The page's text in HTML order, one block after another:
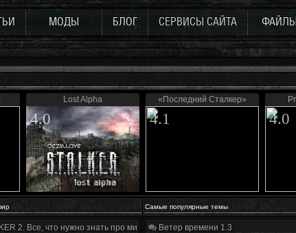
МОДЫ БЛОГ СЕРВИСЫ САЙТА
Lost Alpha
4.0
«Последний Сталкер»
4.1 4.0
Самые популярные темы
2. Все, что нужно знать про мир, геймплей и сюжет | Разбор трейлера
Ветер времени 1.3